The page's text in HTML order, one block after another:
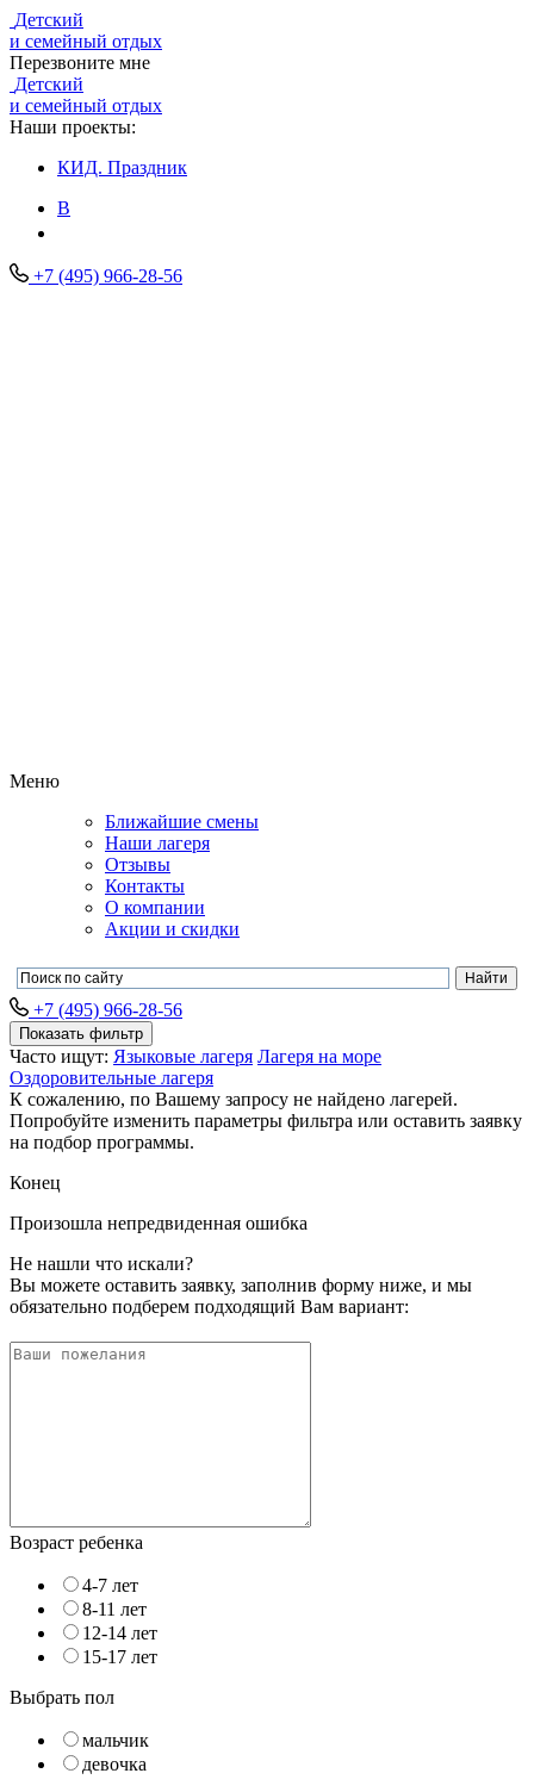
Детский
и семейный отдых
Перезвоните мне
Детский
и семейный отдых
Наши проекты:
КИД. Праздник
В
+7 (495) 966-28-56
Меню
Ближайшие смены
Наши лагеря
Отзывы
Контакты
О компании
Акции и скидки
+7 (495) 966-28-56
Показать фильтр
Часто ищут: Языковые лагеря Лагеря на море
Оздоровительные лагеря
К сожалению, по Вашему запросу не найдено лагерей.
Попробуйте изменить параметры фильтра или оставить заявку
на подбор программы.
Конец
Произошла непредвиденная ошибка
Не нашли что искали?
Вы можете оставить заявку, заполнив форму ниже, и мы
обязательно подберем подходящий Вам вариант:
Возраст ребенка
4-7 лет
8-11 лет
12-14 лет
15-17 лет
Выбрать пол
мальчик
девочка